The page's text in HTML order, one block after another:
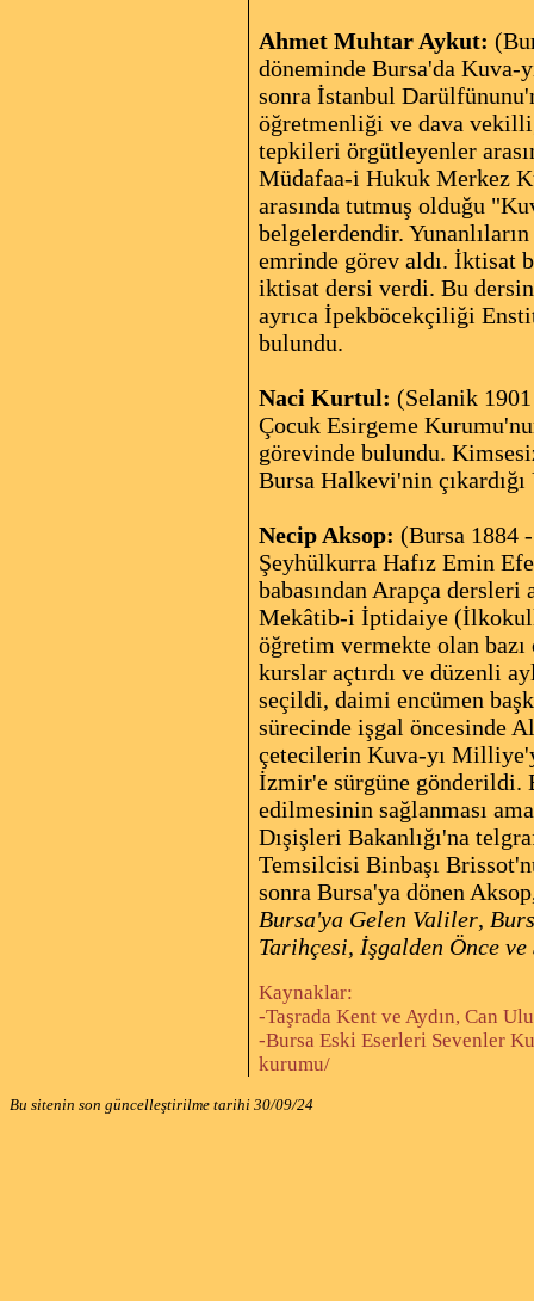
Ahmet Muhtar Aykut:
döneminde Bursa'da
sonra İstanbul Darülfünunu
öğretmenliği ve dava
tepkileri örgütleyenler
Müdafaa-i Hukuk Merkez
arasında tutmuş olduğu
belgelerdendir.
emrinde görev aldı. İktisat
iktisat dersi verdi. Bu
ayrıca İpekböcekçiliği
bulundu.
Naci Kurtul: (Selanik
Çocuk Esirgeme
görevinde bulundu.
Bursa Halkevi'nin çıkardığı
Necip Aksop: (Bursa 1884
Şeyhülkurra Hafız Emin
babasından Arapça
Mekâtib-i İptidaiye
öğretim vermekte olan
kurslar açtırdı ve düzenli
seçildi, daimi encümen
sürecinde işgal öncesinde
çetecilerin Kuva-yı
İzmir'e sürgüne gönderildi.
edilmesinin sağlanması
Dışişleri Bakanlığı'na
Temsilcisi Binbaşı
sonra Bursa'ya dönen
Bursa'ya Gelen Valiler,
Tarihçesi, İşgalden Önce
Kaynaklar:
-Taşrada Kent ve Aydın, Can
-Bursa Eski Eserleri Sevenler
kurumu/
Bu sitenin son güncelleştirilme tarihi 30/09/24